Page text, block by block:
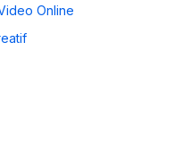
Online